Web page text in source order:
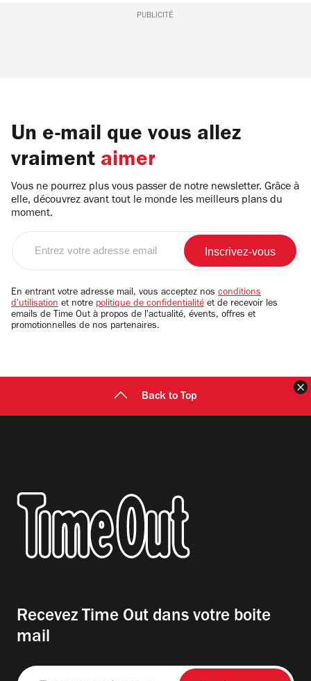
PUBLICITÉ
Un e-mail que vous allez
vraiment aimer
Vous ne pourrez plus vous passer de notre newsletter. Grâce à
elle, découvrez avant tout le monde les meilleurs plans du
moment.
email
En entrant votre adresse mail, vous acceptez nos conditions
d'utilisation et notre politique de confidentialité et de recevoir les
emails de Time Out à propos de l'actualité, évents, offres et
promotionnelles de nos partenaires.
Back to Top
Recevez Time Out dans votre boite
mail
Entrez